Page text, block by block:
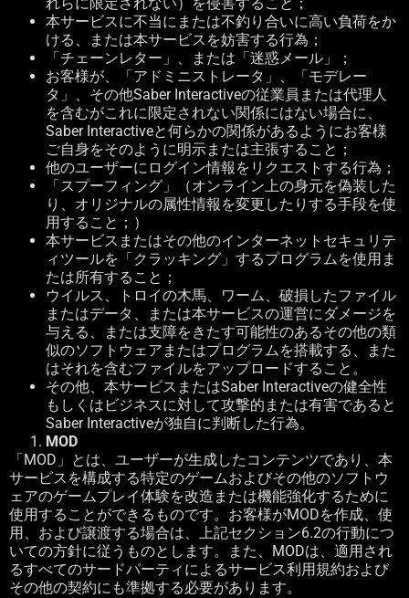
れらに限定されない）を侵害すること；
本サービスに不当にまたは不釣り合いに高い負荷をか
ける、または本サービスを妨害する行為；
「チェーンレター」、または「迷惑メール」；
お客様が、「アドミニストレータ」、「モデレー
タ」、その他Saber Interactiveの従業員または代理人
を含むがこれに限定されない関係にはない場合に、
Saber Interactiveと何らかの関係があるようにお客様
ご自身をそのように明示または主張すること；
他のユーザーにログイン情報をリクエストする行為；
「スプーフィング」（オンライン上の身元を偽装した
り、オリジナルの属性情報を変更したりする手段を使
用すること；）
本サービスまたはその他のインターネットセキュリテ
ィツールを「クラッキング」するプログラムを使用ま
たは所有すること；
ウイルス、トロイの木馬、ワーム、破損したファイル
またはデータ、または本サービスの運営にダメージを
与える、または支障をきたす可能性のあるその他の類
似のソフトウェアまたはプログラムを搭載する、また
はそれを含むファイルをアップロードすること。
その他、本サービスまたはSaber Interactiveの健全性
もしくはビジネスに対して攻撃的または有害であると
Saber Interactiveが独自に判断した行為。
MOD
「 MOD 」とは、ユーザーが生成したコンテンツであり、本
サービスを構成する特定のゲームおよびその他のソフトウ
ェアのゲームプレイ体験を改造または機能強化するために
使用することができるものです。お客様がMODを作成、使
用、および譲渡する場合は、上記セクション6.2の行動につ
いての方針に従うものとします。また、
MODは、適用され
るすべてのサードパーティによるサービス利用規約および
その他の契約にも準拠する必要があります。